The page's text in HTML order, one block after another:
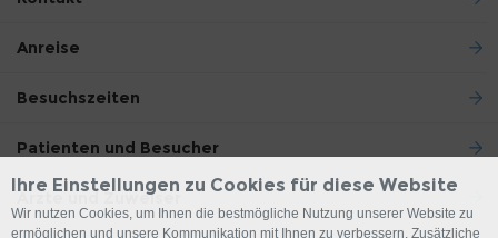
Anreise
Besuchszeiten
Patienten und Besucher
Ärzte und Zuweiser
Ihre Einstellungen zu Cookies für diese Website
Wir nutzen Cookies, um Ihnen die bestmögliche Nutzung unserer Website zu
ermöglichen und unsere Kommunikation mit Ihnen zu verbessern. Zusätzliche